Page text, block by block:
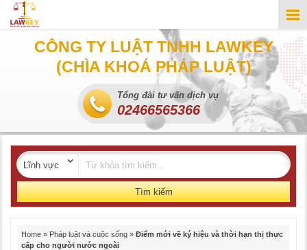
CÔNG TY LUẬT TNHH LAWKEY
(CHÌA KHOÁ PHÁP LUẬT)
Tổng đài tư vấn dịch vụ
02466565366
Tìm kiếm
Home » Pháp luật và cuộc sống » Điểm mới về ký hiệu và thời hạn thị thực
cấp cho người nước ngoài